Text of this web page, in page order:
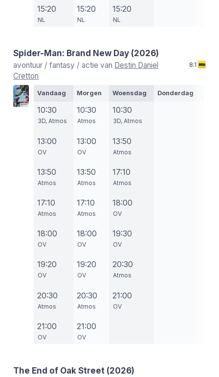
15:20
NL
15:20
NL
15:20
NL
Spider-Man: Brand New Day (2026)
avontuur / fantasy / actie van Destin Daniel
Cretton
8.1
Vandaag Morgen Woensdag Donderdag
10:30
3D, Atmos
13:00
OV
13:50
Atmos
17:10
Atmos
18:00
OV
19:20
OV
20:30
Atmos
21:00
OV
10:30
Atmos
13:00
OV
13:50
Atmos
17:10
Atmos
18:00
OV
19:20
OV
20:30
Atmos
21:00
OV
10:30
3D, Atmos
13:50
Atmos
17:10
Atmos
18:00
OV
19:30
OV
20:30
Atmos
21:00
OV
The End of Oak Street (2026)